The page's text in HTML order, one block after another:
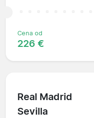
Cena od
226 €
Real Madrid
Sevilla